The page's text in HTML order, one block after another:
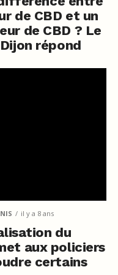
de CBD et un
de CBD ? Le
répond
il y a 8 ans
du
aux policiers
certains